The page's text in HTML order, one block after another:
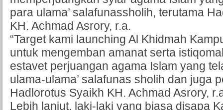
para ulama’ salafunassholih, terutama
KH. Achmad Asrory, r.a.
“Target kami launching Al Khidmah
untuk mengemban amanat serta
estavet perjuangan agama Islam yang
ulama-ulama’ salafunas sholih dan juga
Hadlorotus Syaikh KH. Achmad Asrory,
Lebih lanjut, laki-laki yang biasa disapa